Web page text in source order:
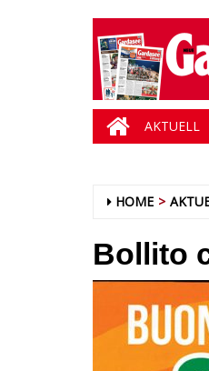
AKTUELL
HOME
Bollito